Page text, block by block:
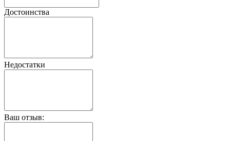
Достоинства
Недостатки
Ваш отзыв: